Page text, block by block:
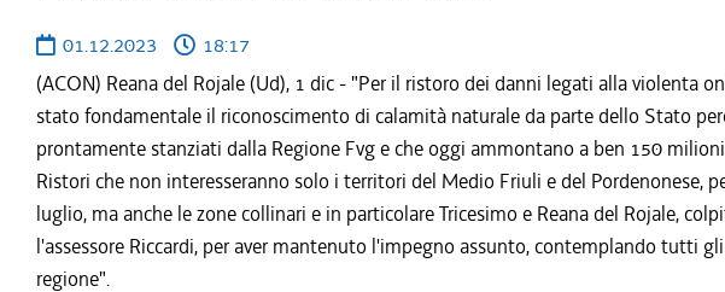
01.12.2023
18:17
(ACON) Reana del Rojale (Ud), 1 dic - "Per il ristoro dei danni legati alla violenta
stato fondamentale il riconoscimento di calamità naturale da parte dello Stato
prontamente stanziati dalla Regione Fvg e che oggi ammontano a ben 150
Ristori che non interesseranno solo i territori del Medio Friuli e del Pordenonese,
luglio, ma anche le zone collinari e in particolare Tricesimo e Reana del Rojale,
l'assessore Riccardi, per aver mantenuto l'impegno assunto, contemplando tutti
regione".